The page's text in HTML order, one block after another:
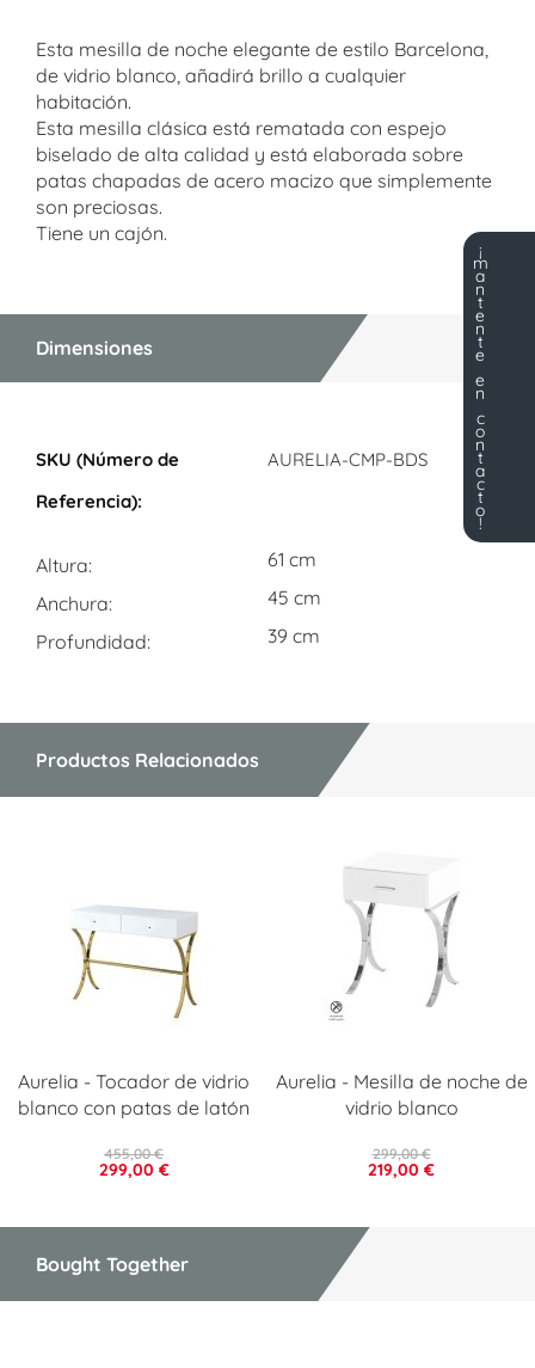
Esta mesilla de noche elegante de estilo Barcelona,
de vidrio blanco, añadirá brillo a cualquier
habitación.
Esta mesilla clásica está rematada con espejo
biselado de alta calidad y está elaborada sobre
patas chapadas de acero macizo que simplemente
son preciosas.
Tiene un cajón.
Dimensiones
AURELIA-CMP-BDS
Altura
61 cm
Anchura
45 cm
Profundidad
39 cm
Productos Relacionados
Aurelia - Tocador de vidrio
blanco con patas de latón
299,00 €
455,00 €
Aurelia - Mesilla de noche de
vidrio blanco
219,00 €
299,00 €
Bought Together
¡
m
a
n
t
e
n
t
e
e
n
c
o
n
t
a
c
t
o
!